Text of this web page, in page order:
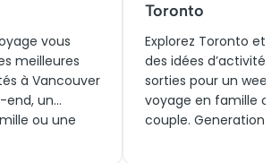
vous
meilleures
à Vancouver
end, un
ou une
Toronto
Explorez Toronto et
des idées d’activités
sorties pour un
voyage en famille
couple. Generation